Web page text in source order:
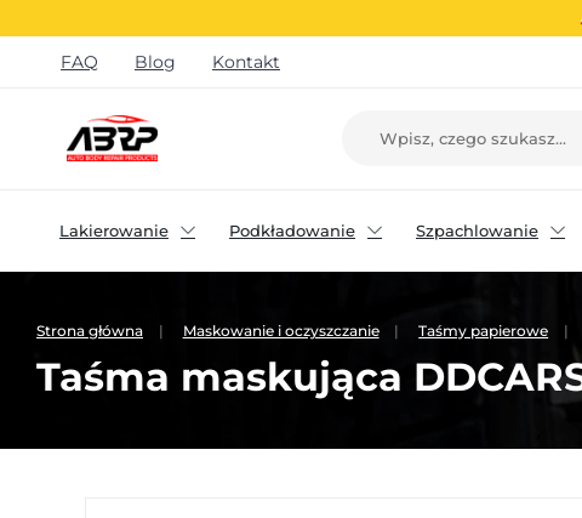
FAQ Blog Kontakt
Lakierowanie Podkładowanie Szpachlowanie
Strona główna Maskowanie i oczyszczanie Taśmy papierowe
Taśma maskująca